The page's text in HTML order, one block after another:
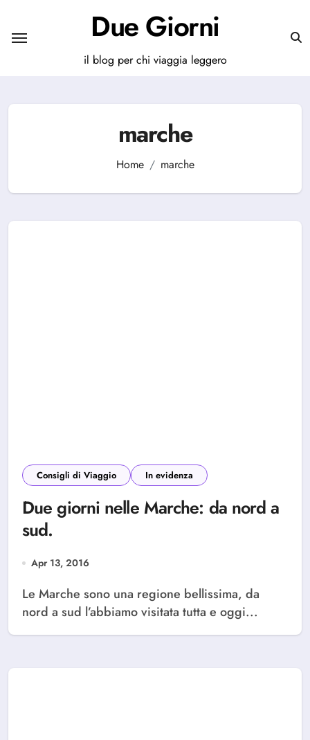
contenuto
Due Giorni
il blog per chi viaggia leggero
marche
Home marche
Consigli di Viaggio In evidenza
Due giorni nelle Marche: da nord a
sud.
Apr 13, 2016
Le Marche sono una regione bellissima, da
nord a sud l’abbiamo visitata tutta e oggi...